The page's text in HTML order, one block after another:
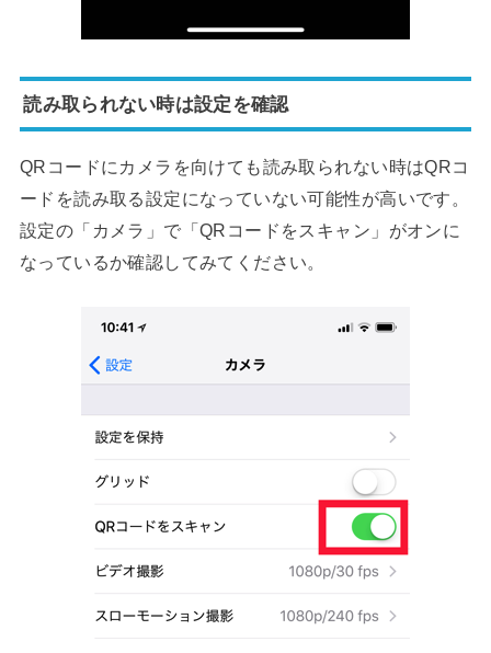
読み取られない時は設定を確認
QRコードにカメラを向けても読み取られない時はQRコ
ードを読み取る設定になっていない可能性が高いです。
設定の「カメラ」で「QRコードをスキャン」がオンに
なっているか確認してみてください。